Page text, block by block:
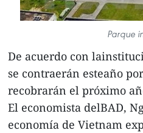
Parque
De acuerdo con
se contraerán esteaño
recobrarán el próximo
El economista delBAD,
economía de Vietnam